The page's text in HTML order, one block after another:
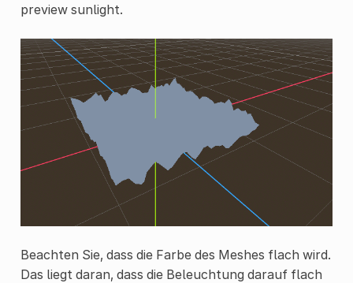
preview sunlight.
Beachten Sie, dass die Farbe des Meshes flach wird.
Das liegt daran, dass die Beleuchtung darauf flach